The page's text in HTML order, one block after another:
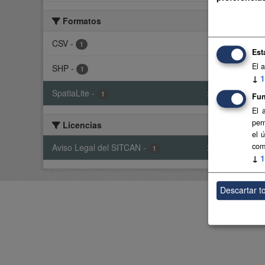
Formatos
CSV - 1
SHP - 1
SpatiaLite - 1 x
Licencias
Aviso Legal del SITCAN - 1 x
El
↓ 1
El
el
↓ 1
Descartar